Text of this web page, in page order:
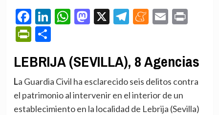
Facebook
LinkedIn
WhatsApp
Mastodon
X Telegram
Meneame
Email
PrintFriendly
Compartir
LEBRIJA (SEVILLA), 8 Agencias
La Guardia Civil ha esclarecido seis delitos contra
el patrimonio al intervenir en el interior de un
establecimiento en la localidad de Lebrija (Sevilla)